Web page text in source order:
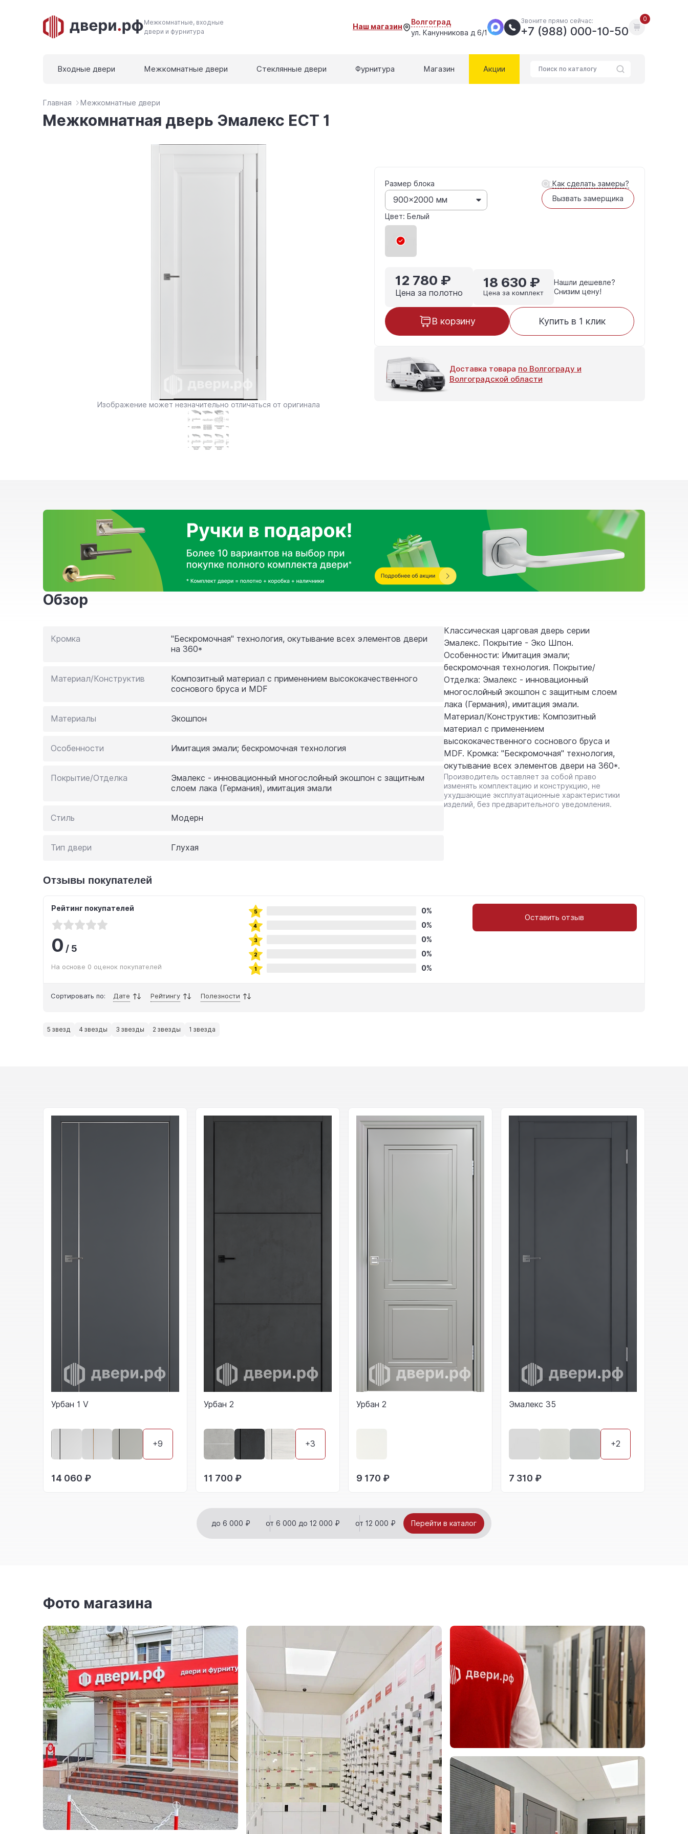
Межкомнатные, входные
двери и фурнитура
Наш магазин Волгоград
ул. Канунникова д 6/1
Звоните прямо сейчас:
+7 (988) 000-10-50
0
Входные двери Межкомнатные двери Стеклянные двери Фурнитура Магазин Акции
Главная Межкомнатные двери
Межкомнатная дверь Эмалекс ЕСТ 1
Изображение может незначительно отличаться от оригинала
Размер блока
900×2000 мм
Как сделать замеры?
Вызвать замерщика
Цвет: Белый
12 780 ₽
Цена за полотно
18 630 ₽
Цена за комплект
Нашли дешевле?
Снизим цену!
В корзину Купить в 1 клик
Доставка товара по Волгограду и
Волгоградской области
Обзор
Кромка
"Бескромочная" технология, окутывание всех элементов двери
на 360*
Материал/Конструктив
Композитный материал с применением высококачественного
соснового бруса и MDF
Материалы Экошпон
Особенности Имитация эмали; бескромочная технология
Покрытие/Отделка
Эмалекс - инновационный многослойный экошпон с защитным
слоем лака (Германия), имитация эмали
Стиль Модерн
Тип двери Глухая
Классическая царговая дверь cерии
Эмалекс. Покрытие - Эко Шпон.
Особенности: Имитация эмали;
бескромочная технология. Покрытие/
Отделка: Эмалекс - инновационный
многослойный экошпон с защитным слоем
лака (Германия), имитация эмали.
Материал/Конструктив: Композитный
материал с применением
высококачественного соснового бруса и
MDF. Кромка: "Бескромочная" технология,
окутывание всех элементов двери на 360*.
Производитель оставляет за собой право
изменять комплектацию и конструкцию, не
ухудшающие эксплуатационные характеристики
изделий, без предварительного уведомления.
Отзывы покупателей
Рейтинг покупателей
0/5
На основе 0 оценок покупателей
0%
0%
0%
0%
0%
Оставить отзыв
Сортировать по: Дате Рейтингу Полезности
5 звезд 4 звезды 3 звезды 2 звезды 1 звезда
Урбан 1 V
+9
14 060 ₽
Урбан 2
+3
11 700 ₽
Урбан 2
9 170 ₽
Эмалекс 35
+2
7 310 ₽
до 6 000 ₽ от 6 000 до 12 000 ₽ от 12 000 ₽ Перейти в каталог
Фото магазина